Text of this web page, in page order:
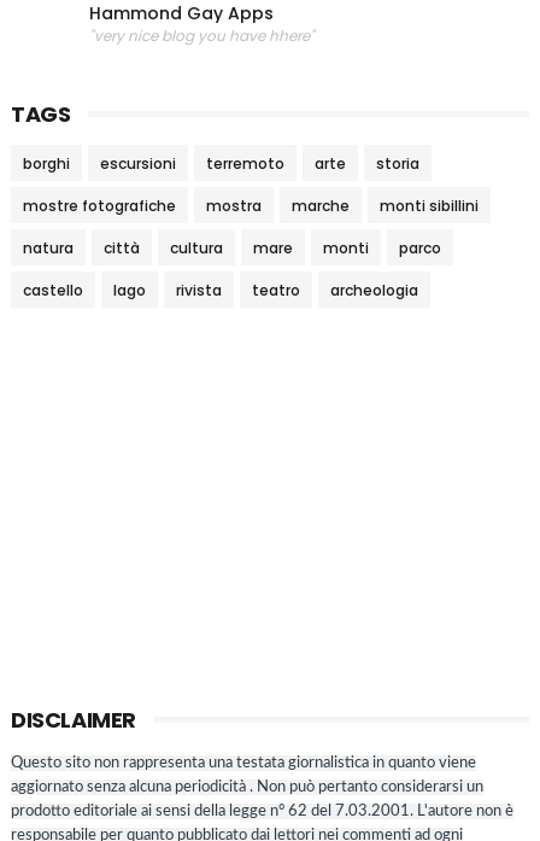
Hammond Gay Apps
"very nice blog you have hhere"
TAGS
borghi escursioni terremoto arte storia
mostre fotografiche mostra marche monti sibillini
natura città cultura mare monti parco
castello lago rivista teatro archeologia
DISCLAIMER
Questo sito non rappresenta una testata giornalistica in quanto viene
aggiornato senza alcuna periodicità . Non può pertanto considerarsi un
prodotto editoriale ai sensi della legge n° 62 del 7.03.2001. L'autore non è
responsabile per quanto pubblicato dai lettori nei commenti ad ogni